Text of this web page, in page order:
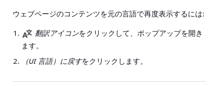
ウェブページのコンテンツを元の言語で再度表示するには:
翻訳アイコンをクリックして、ポップアップを開き
ます。
（UI 言語）に戻すをクリックします。